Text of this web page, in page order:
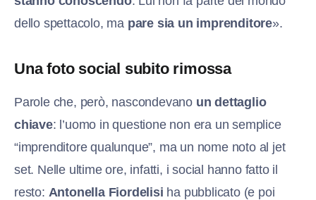
dello spettacolo, ma pare sia un imprenditore».
Una foto social subito rimossa
Parole che, però, nascondevano un dettaglio
chiave: l’uomo in questione non era un semplice
“imprenditore qualunque”, ma un nome noto al jet
set. Nelle ultime ore, infatti, i social hanno fatto il
resto: Antonella Fiordelisi ha pubblicato (e poi